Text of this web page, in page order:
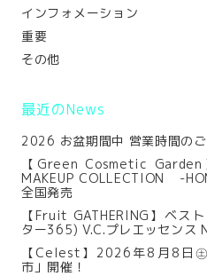
インフォメーション
重要
その他
最近のNews
2026 お盆期間中 営業時間の
【Green Cosmetic
MAKEUP COLLECTION -
全国発売
【Fruit GATHERING】ベ
ター365) V.C.プレエッセンス
【Celest】2026年8月8日
市」開催！